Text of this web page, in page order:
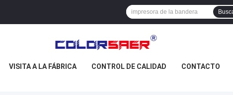
VISITA A LA FÁBRICA CONTROL DE CALIDAD CONTACTO